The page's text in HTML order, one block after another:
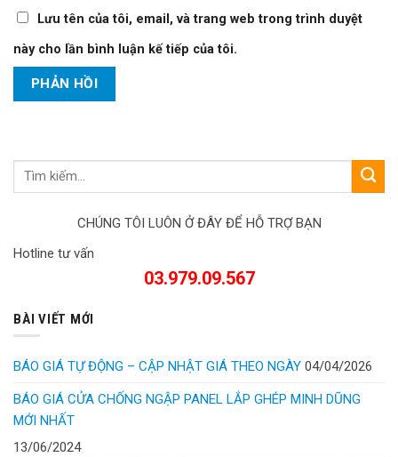
Lưu tên của tôi, email, và trang web trong trình duyệt
này cho lần bình luận kế tiếp của tôi.
CHÚNG TÔI LUÔN Ở ĐÂY ĐỂ HỖ TRỢ BẠN
Hotline tư vấn
03.979.09.567
BÀI VIẾT MỚI
BÁO GIÁ TỰ ĐỘNG – CẬP NHẬT GIÁ THEO NGÀY 04/04/2026
BÁO GIÁ CỬA CHỐNG NGẬP PANEL LẮP GHÉP MINH DŨNG
MỚI NHẤT
13/06/2024